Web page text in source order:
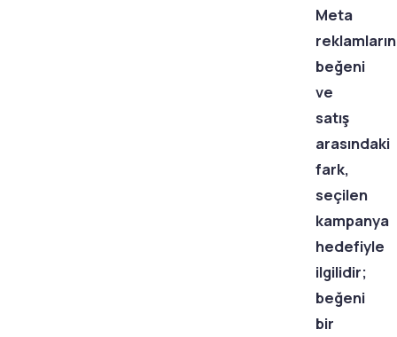
Meta
beğeni
ve
satış
arasındaki
fark,
seçilen
kampanya
hedefiyle
ilgilidir;
beğeni
bir